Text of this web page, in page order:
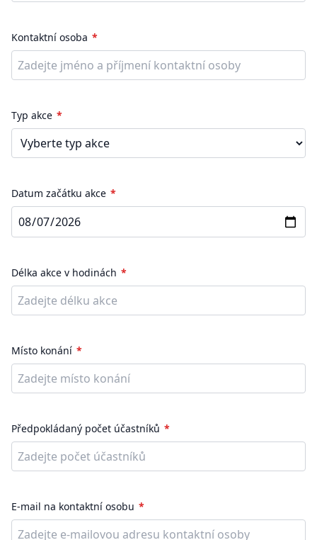
Kontaktní osoba
Typ akce
Datum začátku akce
Délka akce v hodinách
Místo konání
Předpokládaný počet účastníků
E-mail na kontaktní osobu